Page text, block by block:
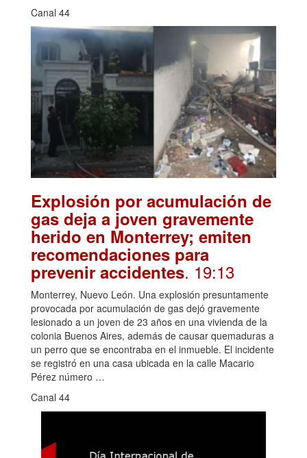
Canal 44
Explosión por acumulación de
gas deja a joven gravemente
herido en Monterrey; emiten
recomendaciones para
prevenir accidentes. 19:13
Monterrey, Nuevo León. Una explosión presuntamente
provocada por acumulación de gas dejó gravemente
lesionado a un joven de 23 años en una vivienda de la
colonia Buenos Aires, además de causar quemaduras a
un perro que se encontraba en el inmueble. El incidente
se registró en una casa ubicada en la calle Macario
Pérez número …
Canal 44